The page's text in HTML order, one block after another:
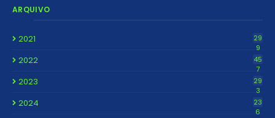
ARQUIVO
2021
29
9
2022
45
7
2023
29
3
2024
23
6